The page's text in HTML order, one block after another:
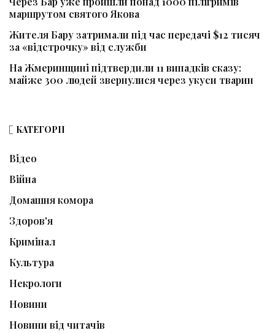
маршрутом святого Якова
Жителя Бару затримали під час передачі $12 тисяч
за «відстрочку» від служби
На Жмеринщині підтвердили 11 випадків сказу:
майже 300 людей звернулися через укуси тварин
КАТЕГОРІЇ
Відео
Війна
Домашня комора
Здоров'я
Кримінал
Культура
Некрологи
Новини
Новини від читачів